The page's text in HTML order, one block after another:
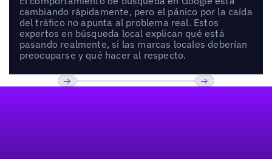
cambiando rápidamente, pero el pánico por la caída
del tráfico no apunta al problema real. Estos
expertos en búsqueda local explican qué está
pasando realmente, si las marcas locales deberían
preocuparse y qué hacer al respecto.